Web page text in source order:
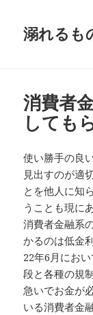
溺れるも
消費者
しても
使い勝手の良
見出すのが適
とを他人に知
うことも現に
消費者金融系
かるのは低金
22年6月にお
段と各種の規
急いでお金が
いる消費者金